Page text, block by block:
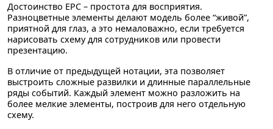
Достоинство EPC – простота для восприятия.
Разноцветные элементы делают модель более “живой”,
приятной для глаз, а это немаловажно, если требуется
нарисовать схему для сотрудников или провести
презентацию.
В отличие от предыдущей нотации, эта позволяет
выстроить сложные развилки и длинные параллельные
ряды событий. Каждый элемент можно разложить на
более мелкие элементы, построив для него отдельную
схему.